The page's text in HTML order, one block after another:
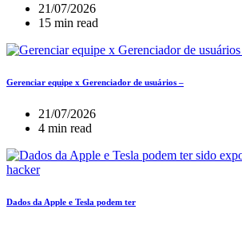
21/07/2026
15 min read
Gerenciar equipe x Gerenciador de usuários –
21/07/2026
4 min read
Dados da Apple e Tesla podem ter